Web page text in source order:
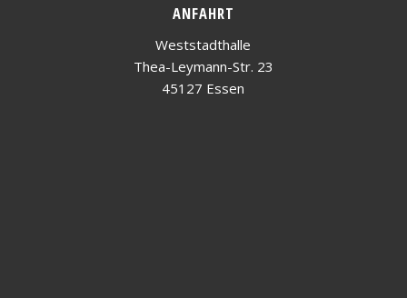
ANFAHRT
Weststadthalle
Thea-Leymann-Str. 23
45127 Essen